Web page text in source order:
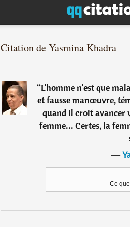
Citation de Yasmina Khadra
“L'homme n'est que
et fausse manœuvre,
quand il croit avancer
femme... Certes, la
―
Ce